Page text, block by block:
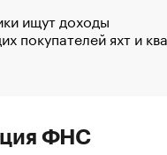
ищут доходы
покупателей яхт и
ФНС